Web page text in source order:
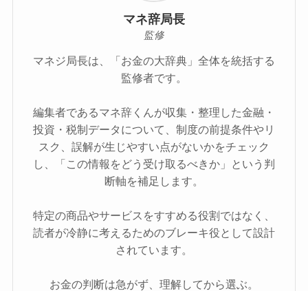
マネ辞局長
監修
マネジ局長は、「お金の大辞典」全体を統括する
監修者です。
編集者であるマネ辞くんが収集・整理した金融・
投資・税制データについて、制度の前提条件やリ
スク、誤解が生じやすい点がないかをチェック
し、「この情報をどう受け取るべきか」という判
断軸を補足します。
特定の商品やサービスをすすめる役割ではなく、
読者が冷静に考えるためのブレーキ役として設計
されています。
お金の判断は急がず、理解してから選ぶ。